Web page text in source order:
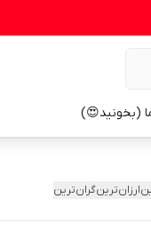
(بخونید😍)
ارزان‌ترینگران‌ترین